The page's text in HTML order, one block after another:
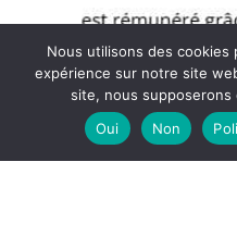
Nous utilisons des cookies
expérience sur notre site
site, nous
Oui
Non